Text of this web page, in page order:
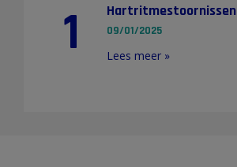
1 Hartritmestoornissen
09/01/2025
Lees meer »